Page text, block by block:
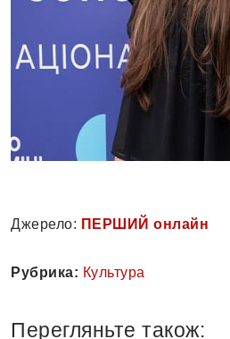
Джерело: ПЕРШИЙ онлайн
Рубрика: Культура
Перегляньте також: